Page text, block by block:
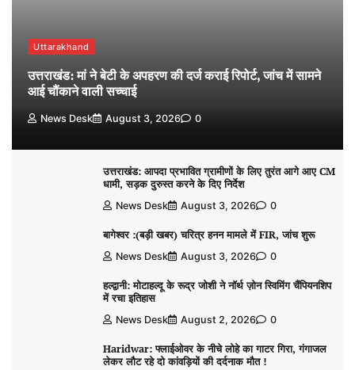
Uttarakhand
उत्तराखंड: मां ने बेटी के अपहरण की दर्ज कराई रिपोर्ट, जांच में सामने
आई चौंकाने वाली सच्चाई
News Desk August 3, 2026 0
उत्तराखंड: आपदा प्रभावित ग्रामीणों के लिए तुरंत आगे आए CM
धामी, सड़क दुरुस्त करने के दिए निर्देश
News Desk August 3, 2026 0
बागेश्वर :(बड़ी खबर) चरित्र हनन मामले में FIR, जांच शुरू
News Desk August 3, 2026 0
हल्द्वानी: मोटाहल्दू के रूद्र जोशी ने नॉर्थ ज़ोन स्विमिंग चैंपियनशिप
में रचा इतिहास
News Desk August 2, 2026 0
Haridwar: फ्लाईओवर के नीचे लोहे का गाटर गिरा, गंगाजल
लेकर लौट रहे दो कांवड़ियों की दर्दनाक मौत !